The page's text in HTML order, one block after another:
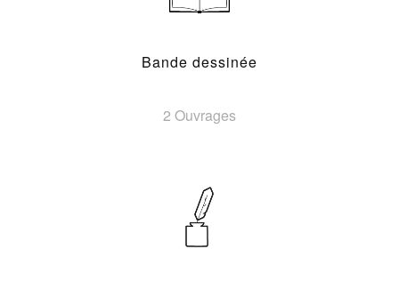
Bande dessinée
2 Ouvrages